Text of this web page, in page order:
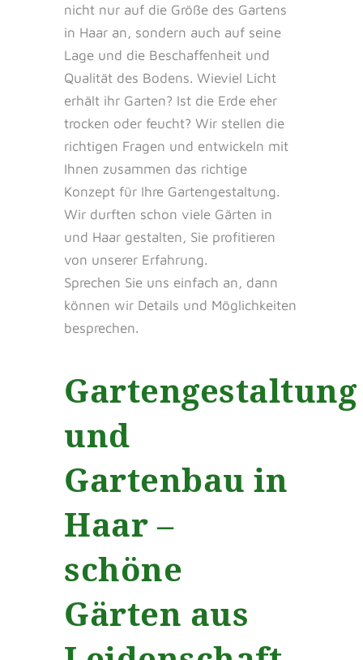
nicht nur auf die Größe des Gartens
in Haar an, sondern auch auf seine
Lage und die Beschaffenheit und
Qualität des Bodens. Wieviel Licht
erhält ihr Garten? Ist die Erde eher
trocken oder feucht? Wir stellen die
richtigen Fragen und entwickeln mit
Ihnen zusammen das richtige
Konzept für Ihre Gartengestaltung.
Wir durften schon viele Gärten in
und Haar gestalten, Sie profitieren
von unserer Erfahrung.
Sprechen Sie uns einfach an, dann
können wir Details und Möglichkeiten
besprechen.
Gartengestaltung
und
Gartenbau in
Haar –
schöne
Gärten aus